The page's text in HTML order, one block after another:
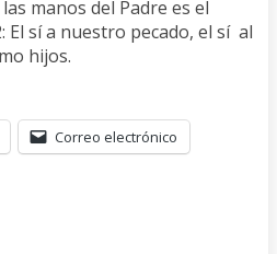
manos del Padre es el
El sí a nuestro pecado, el sí al
hijos.
Correo electrónico